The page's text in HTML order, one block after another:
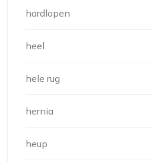
hardlopen
heel
hele rug
hernia
heup